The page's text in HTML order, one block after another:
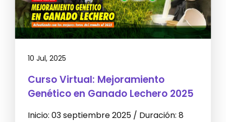
10 Jul, 2025
Curso Virtual: Mejoramiento
Genético en Ganado Lechero 2025
Inicio: 03 septiembre 2025 / Duración: 8